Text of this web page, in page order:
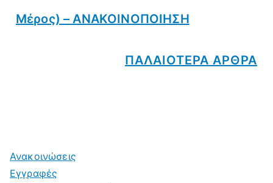
Μέρος) – ΑΝΑΚΟΙΝΟΠΟΙΗΣΗ
ΠΑΛΑΙΟΤΕΡΑ ΑΡΘΡΑ
Ανακοινώσεις
Εγγραφές